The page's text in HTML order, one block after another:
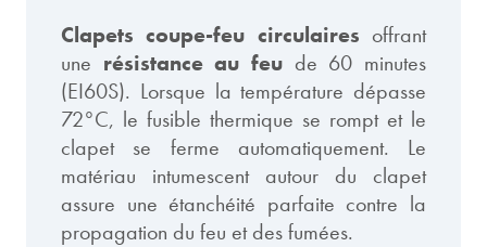
Clapets coupe-feu circulaires offrant
une résistance au feu de 60 minutes
(EI60S). Lorsque la température dépasse
72°C, le fusible thermique se rompt et le
clapet se ferme automatiquement. Le
matériau intumescent autour du clapet
assure une étanchéité parfaite contre la
propagation du feu et des fumées.